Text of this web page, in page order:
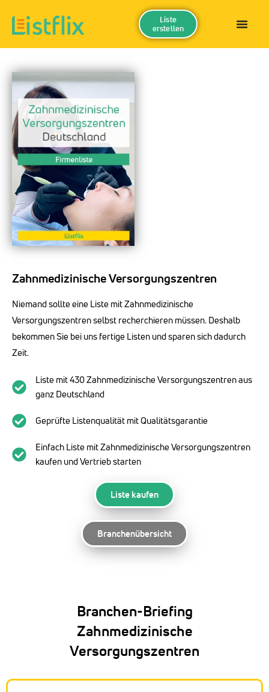
Liste
erstellen
Zahnmedizinische Versorgungszentren
Niemand sollte eine Liste mit Zahnmedizinische
Versorgungszentren selbst recherchieren müssen. Deshalb
bekommen Sie bei uns fertige Listen und sparen sich dadurch
Zeit.
Liste mit 430 Zahnmedizinische Versorgungszentren aus
ganz Deutschland
Geprüfte Listenqualität mit Qualitätsgarantie
Einfach Liste mit Zahnmedizinische Versorgungszentren
kaufen und Vertrieb starten
Liste kaufen
Branchenübersicht
Branchen-Briefing
Zahnmedizinische
Versorgungszentren